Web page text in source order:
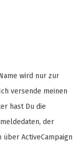
wird nur zur
versende meinen
hast Du die
der
ActiveCampaign